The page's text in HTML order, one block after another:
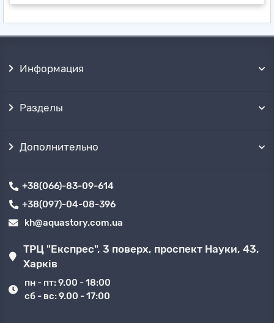
Информация
Разделы
Дополнительно
+38(066)-83-09-614
+38(097)-04-08-396
kh@aquastory.com.ua
ТРЦ "Експрес", 3 поверх, проспект Науки, 43,
Харків
пн - пт: 9.00 - 18:00
сб - вс: 9.00 - 17:00